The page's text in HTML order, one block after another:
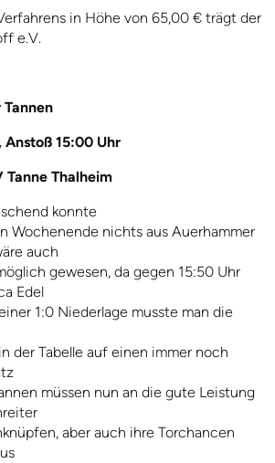
in Höhe von 65,00 € trägt der
e.V.
Anstoß 15:00 Uhr
Tanne Thalheim
konnte
Wochenende nichts aus Auerhammer
auch
gewesen, da gegen 15:50 Uhr
Edel
1:0 Niederlage musste man die
der Tabelle auf einen immer noch
müssen nun an die gute Leistung
aber auch ihre Torchancen